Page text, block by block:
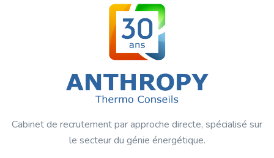
Cabinet de recrutement par approche directe, spécialisé sur
le secteur du génie énergétique.